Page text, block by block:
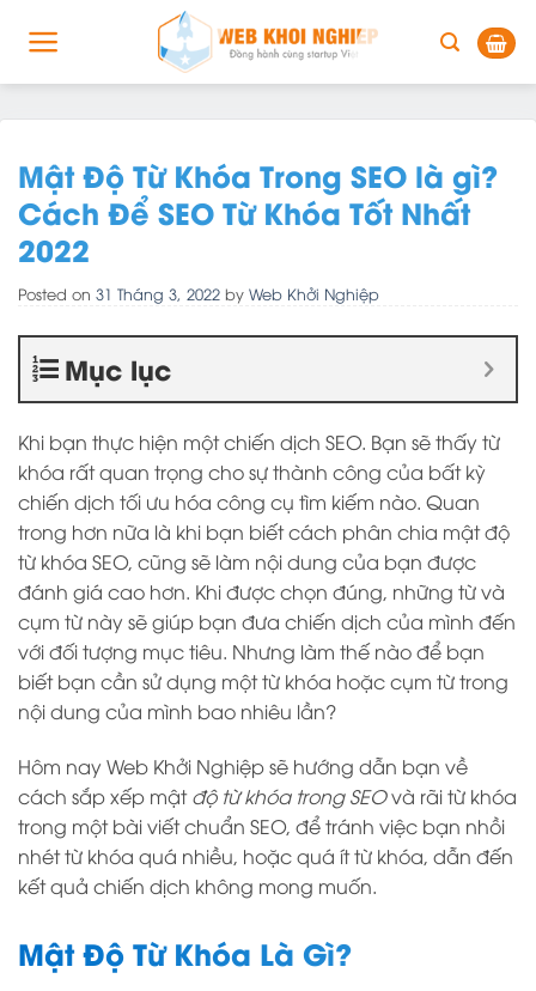
Mật Độ Từ Khóa Trong SEO là gì?
Cách Để SEO Từ Khóa Tốt Nhất
2022
Posted on 31 Tháng 3, 2022 by Web Khởi Nghiệp
Mục lục
Khi bạn thực hiện một chiến dịch SEO. Bạn sẽ thấy từ
khóa rất quan trọng cho sự thành công của bất kỳ
chiến dịch tối ưu hóa công cụ tìm kiếm nào. Quan
trong hơn nữa là khi bạn biết cách phân chia mật độ
từ khóa SEO, cũng sẽ làm nội dung của bạn được
đánh giá cao hơn. Khi được chọn đúng, những từ và
cụm từ này sẽ giúp bạn đưa chiến dịch của mình đến
với đối tượng mục tiêu. Nhưng làm thế nào để bạn
biết bạn cần sử dụng một từ khóa hoặc cụm từ trong
nội dung của mình bao nhiêu lần?
Hôm nay Web Khởi Nghiệp sẽ hướng dẫn bạn về
cách sắp xếp mậtđộ từ khóa trong SEOvà rãi từ khóa
trong một bài viết chuẩn SEO, để tránh việc bạn nhồi
nhét từ khóa quá nhiều, hoặc quá ít từ khóa, dẫn đến
kết quả chiến dịch không mong muốn.
Mật Độ Từ Khóa Là Gì?